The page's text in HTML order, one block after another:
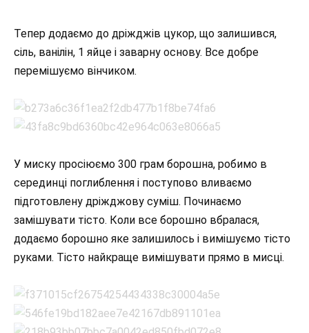
Тепер додаємо до дріжджів цукор, що залишився,
сіль, ванілін, 1 яйце і заварну основу. Все добре
перемішуємо вінчиком.
У миску просіюємо 300 грам борошна, робимо в
серединці поглиблення і поступово вливаємо
підготовлену дріжджову суміш. Починаємо
замішувати тісто. Коли все борошно вбралася,
додаємо борошно яке залишилось і вимішуємо тісто
руками. Тісто найкраще вимішувати прямо в мисці.